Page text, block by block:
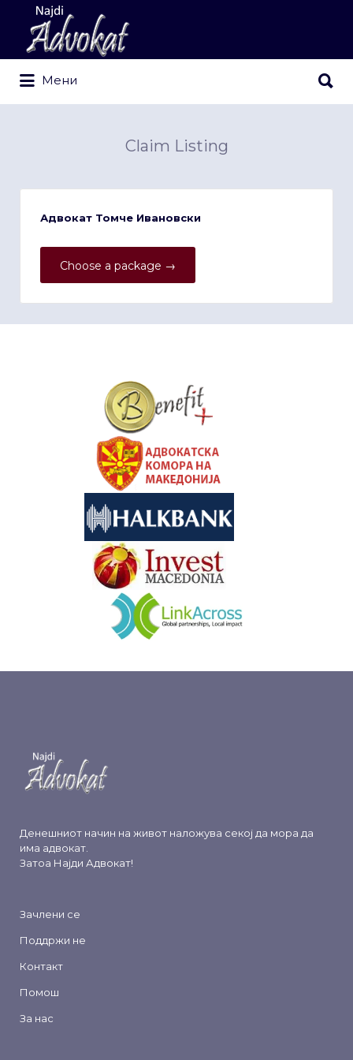
Search
for:
Мени
for:
Claim Listing
Адвокат Томче Ивановски
Денешниот начин на живот наложува секој да мора да
има адвокат.
Затоа Најди Адвокат!
Зачлени се
Поддржи не
Контакт
Помош
За нас